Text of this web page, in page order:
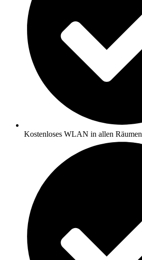
Kostenloses WLAN in allen Räumen